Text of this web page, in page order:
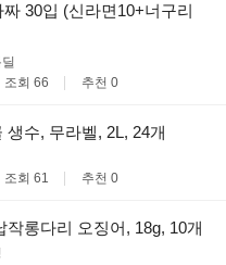
30입 (신라면10+너구리
조회 66 추천 0
생수, 무라벨, 2L, 24개
조회 61 추천 0
작롱다리 오징어, 18g, 10개